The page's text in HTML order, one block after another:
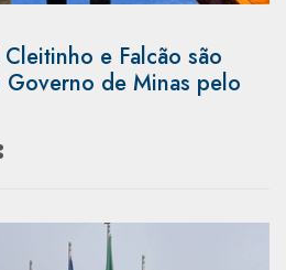
e Falcão são
de Minas pelo